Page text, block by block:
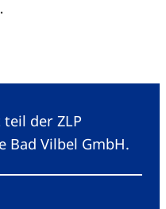
der ZLP
Bad Vilbel GmbH.